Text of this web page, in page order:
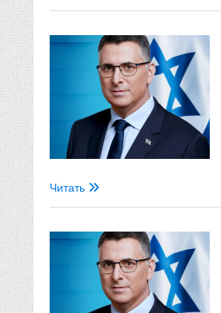
Читать